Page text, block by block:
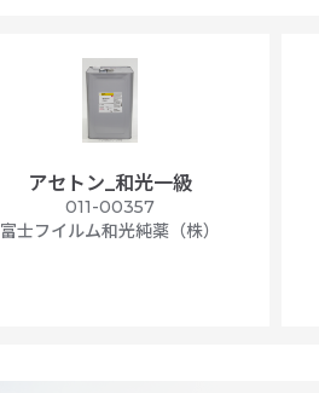
アセトン_和光一級
011-00357
富士フイルム和光純薬（株）